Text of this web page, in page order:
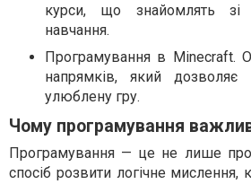
курси, що знайомлять зі
навчання.
Програмування в Minecraft.
напрямків, який
улюблену гру.
Чому програмування
Програмування — це не лише
спосіб розвити логічне мислення,